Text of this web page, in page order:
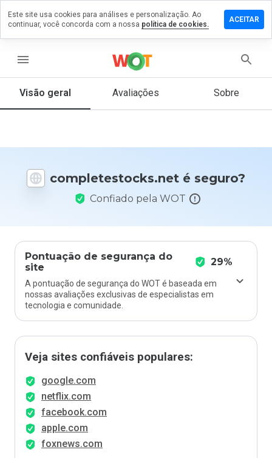
menu
Visão geral Avaliações Sobre
completestocks.net é seguro?
Confiado pela WOT
Pontuação de segurança do
site
29%
A pontuação de segurança do WOT é baseada em
nossas avaliações exclusivas de especialistas em
tecnologia e comunidade.
Veja sites confiáveis populares:
google.com
netflix.com
facebook.com
apple.com
foxnews.com
em
De 1
nota
daria
este
Este site usa cookies para análises e personalização. Ao
continuar, você concorda com a nossa política de cookies.
ACEITAR